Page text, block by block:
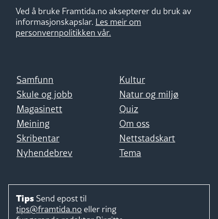
Ved å bruke Framtida.no aksepterer du bruk av
informasjonskapslar. Les meir om
personvernpolitikken vår.
Samfunn
Kultur
Skule og jobb
Natur og miljø
Magasinett
Quiz
Meining
Om oss
Skribentar
Nettstadskart
Nyhendebrev
Tema
Tips Send epost til
tips@framtida.no eller ring